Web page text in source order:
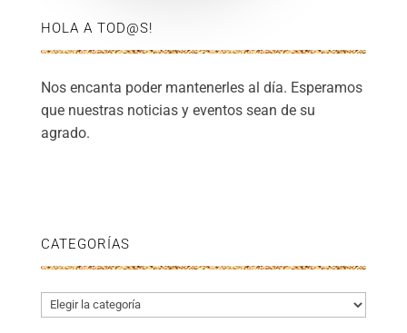
HOLA A TOD@S!
Nos encanta poder mantenerles al día. Esperamos
que nuestras noticias y eventos sean de su
agrado.
CATEGORÍAS
Categorías